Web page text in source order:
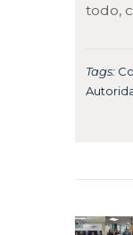
todo,
Tags:
de